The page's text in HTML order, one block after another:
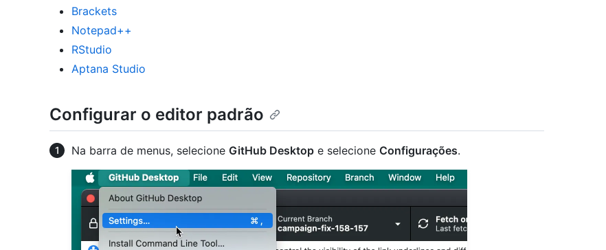
Brackets
Notepad++
RStudio
Aptana Studio
Configurar o editor padrão
Na barra de menus, selecione GitHub Desktop e selecione Configurações.